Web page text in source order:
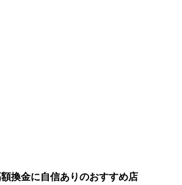
換金に自信ありのおすすめ店